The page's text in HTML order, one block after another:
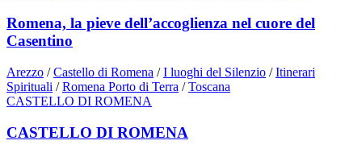
Romena, la pieve dell’accoglienza nel cuore del
Casentino
Arezzo / Castello di Romena / I luoghi del Silenzio / Itinerari
Spirituali / Romena Porto di Terra / Toscana
CASTELLO DI ROMENA
CASTELLO DI ROMENA